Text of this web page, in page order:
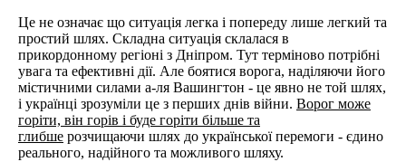
Це не означає що ситуація легка і попереду лише легкий та
простий шлях. Складна ситуація склалася в
прикордонному регіоні з Дніпром. Тут терміново потрібні
увага та ефективні дії. Але боятися ворога, наділяючи його
містичними силами а-ля Вашингтон - це явно не той шлях,
і українці зрозуміли це з перших днів війни. Ворог може
горіти, він горів і буде горіти більше тa
глибше розчищаючи шлях до української перемоги - єдино
реального, надійного тa можливого шляху.